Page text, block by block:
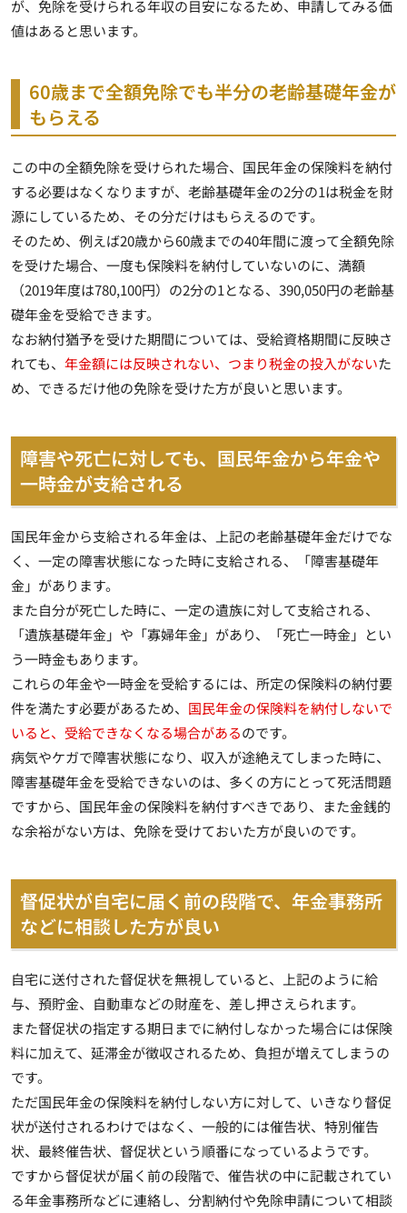
が、免除を受けられる年収の目安になるため、申請してみる価
値はあると思います。
60歳まで全額免除でも半分の老齢基礎年金が
もらえる
この中の全額免除を受けられた場合、国民年金の保険料を納付
する必要はなくなりますが、 老齢基礎年金の2分の1は税金を財
源にしているため、その分だけはもらえるのです。
そのため、例えば20歳から60歳までの40年間に渡って全額免除
を受けた場合、一度も保険料を納付していないのに、満額
（2019年度は780,100円）の2分の1となる、390,050円の老齢基
礎年金を受給できます。
なお納付猶予を受けた期間については、受給資格期間に反映さ
れても、 年金額には反映されない、つまり税金の投入がないた
め、できるだけ他の免除を受けた方が良いと思います。
障害や死亡に対しても、国民年金から年金や
一時金が支給される
国民年金から支給される年金は、上記の老齢基礎年金だけでな
く、一定の障害状態になった時に支給される、「障害基礎年
金」があります。
また自分が死亡した時に、一定の遺族に対して支給される、
「遺族基礎年金」や「寡婦年金」があり、「死亡一時金」とい
う一時金もあります。
これらの年金や一時金を受給するには、所定の保険料の納付要
件を満たす必要があるため、 国民年金の保険料を納付しないで
いると、受給できなくなる場合があるのです。
病気やケガで障害状態になり、収入が途絶えてしまった時に、
障害基礎年金を受給できないのは、多くの方にとって死活問題
ですから、国民年金の保険料を納付すべきであり、また金銭的
な余裕がない方は、免除を受けておいた方が良いのです。
督促状が自宅に届く前の段階で、年金事務所
などに相談した方が良い
自宅に送付された督促状を無視していると、上記のように給
与、預貯金、自動車などの財産を、差し押さえられます。
また督促状の指定する期日までに納付しなかった場合には保険
料に加えて、延滞金が徴収されるため、負担が増えてしまうの
です。
ただ国民年金の保険料を納付しない方に対して、 いきなり督促
状が送付されるわけではなく、一般的には催告状、特別催告
状、最終催告状、督促状という順番になっているようです。
ですから督促状が届く前の段階で、催告状の中に記載されてい
る年金事務所などに連絡し、分割納付や免除申請について相談